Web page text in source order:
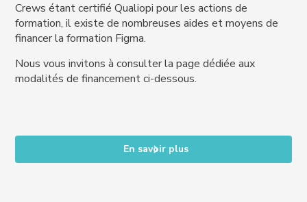
Crews étant certifié Qualiopi pour les actions de
formation, il existe de nombreuses aides et moyens de
financer la formation Figma.
Nous vous invitons à consulter la page dédiée aux
modalités de financement ci-dessous.
En savoir plus